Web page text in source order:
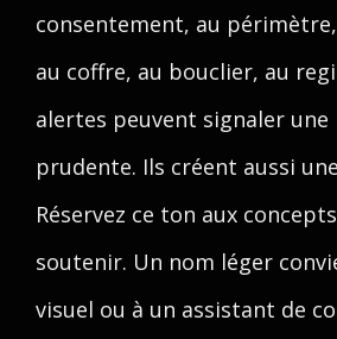
consentement, au
au coffre, au bouclier, au
alertes peuvent signaler
prudente. Ils créent aussi
Réservez ce ton aux
soutenir. Un nom léger
visuel ou à un assistant de